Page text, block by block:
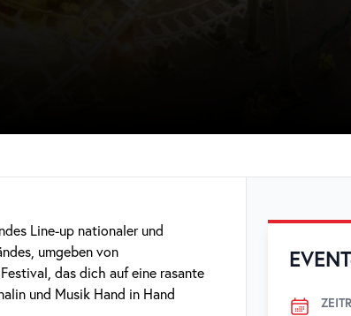
Line-up nationaler und
umgeben von
das dich auf eine rasante
und Musik Hand in Hand